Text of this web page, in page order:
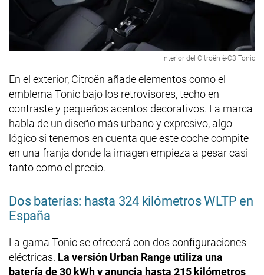
Interior del Citroën ë-C3 Tonic
En el exterior, Citroën añade elementos como el
emblema Tonic bajo los retrovisores, techo en
contraste y pequeños acentos decorativos. La marca
habla de un diseño más urbano y expresivo, algo
lógico si tenemos en cuenta que este coche compite
en una franja donde la imagen empieza a pesar casi
tanto como el precio.
Dos baterías: hasta 324 kilómetros WLTP en
España
La gama Tonic se ofrecerá con dos configuraciones
eléctricas. La versión Urban Range utiliza una
batería de 30 kWh y anuncia hasta 215 kilómetros